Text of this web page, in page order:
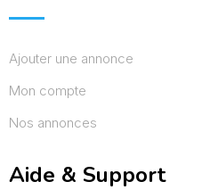
Ajouter une annonce
Mon compte
Nos annonces
Aide & Support